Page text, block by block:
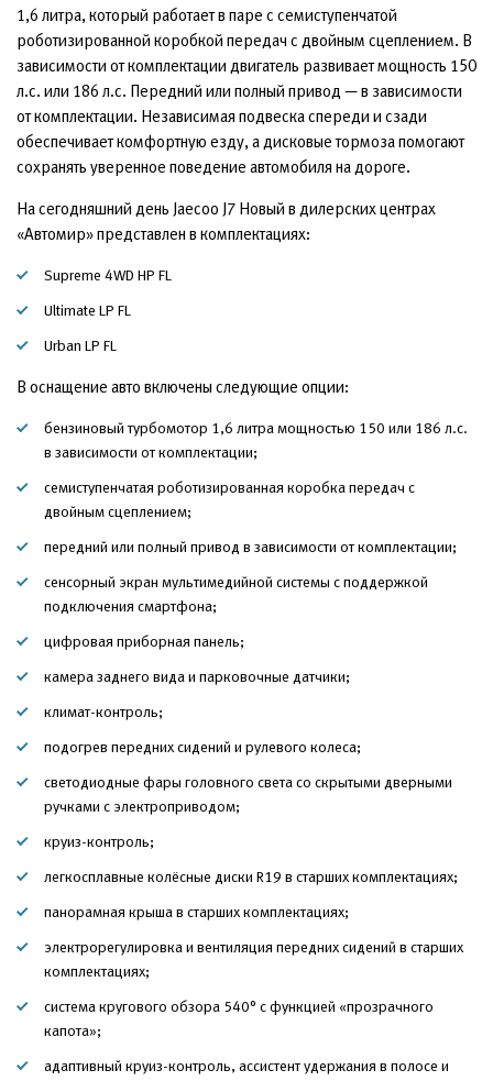
1,6 литра, который работает в паре с семиступенчатой
роботизированной коробкой передач с двойным сцеплением. В
зависимости от комплектации двигатель развивает мощность 150
л.с. или 186 л.с. Передний или полный привод — в зависимости
от комплектации. Независимая подвеска спереди и сзади
обеспечивает комфортную езду, а дисковые тормоза помогают
сохранять уверенное поведение автомобиля на дороге.
На сегодняшний день Jaecoo J7 Новый в дилерских центрах
«Автомир» представлен в комплектациях:
Supreme 4WD HP FL
Ultimate LP FL
Urban LP FL
В оснащение авто включены следующие опции:
бензиновый турбомотор 1,6 литра мощностью 150 или 186 л.с.
в зависимости от комплектации;
семиступенчатая роботизированная коробка передач с
двойным сцеплением;
передний или полный привод в зависимости от комплектации;
сенсорный экран мультимедийной системы с поддержкой
подключения смартфона;
цифровая приборная панель;
камера заднего вида и парковочные датчики;
климат-контроль;
подогрев передних сидений и рулевого колеса;
светодиодные фары головного света со скрытыми дверными
ручками с электроприводом;
круиз-контроль;
легкосплавные колёсные диски R19 в старших комплектациях;
панорамная крыша в старших комплектациях;
электрорегулировка и вентиляция передних сидений в старших
комплектациях;
система кругового обзора 540° с функцией «прозрачного
капота»;
адаптивный круиз-контроль, ассистент удержания в полосе и